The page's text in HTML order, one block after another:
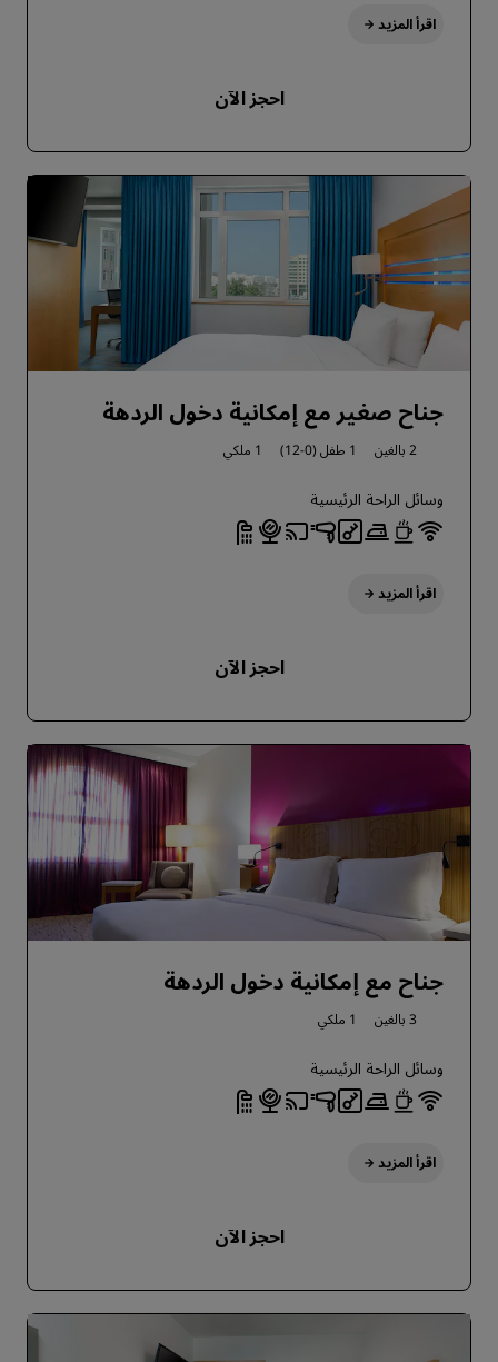
اقرأ المزيد
احجز الآن
جناح صغير مع إمكانية دخول الردهة
2 بالغين 1 طفل (0-12) 1 ملكي
وسائل الراحة الرئيسية
اقرأ المزيد
احجز الآن
جناح مع إمكانية دخول الردهة
3 بالغين 1 ملكي
وسائل الراحة الرئيسية
اقرأ المزيد
احجز الآن